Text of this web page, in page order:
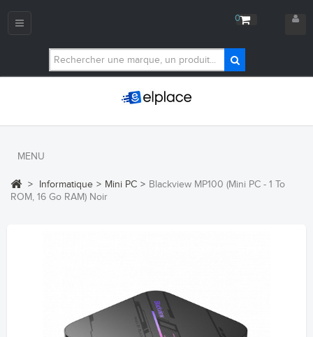
0
Navigation
MENU
> Informatique > Mini PC > Blackview MP100 (Mini PC - 1 To
ROM, 16 Go RAM) Noir